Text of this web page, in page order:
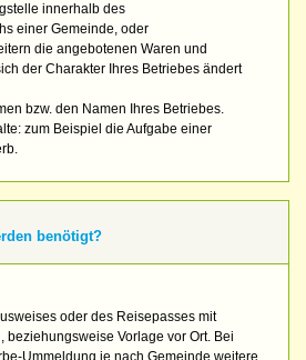
innerhalb des
einer Gemeinde, oder
die angebotenen Waren und
der Charakter Ihres Betriebes ändert
bzw. den Namen Ihres Betriebes.
zum Beispiel die Aufgabe einer
benötigt?
oder des Reisepasses mit
beziehungsweise Vorlage vor Ort. Bei
Ummeldung je nach Gemeinde weitere